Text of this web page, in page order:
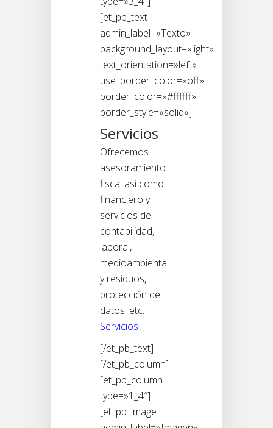
[et_pb_text
admin_label=»Texto»
background_layout=»light»
text_orientation=»left»
use_border_color=»off»
border_color=»#ffffff»
border_style=»solid»]
Servicios
Ofrecemos
asesoramiento
fiscal así como
financiero y
servicios de
contabilidad,
laboral,
medioambiental
y residuos,
protección de
datos, etc.
Servicios
[/et_pb_text]
[/et_pb_column]
[et_pb_column
type=»1_4″]
[et_pb_image